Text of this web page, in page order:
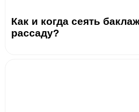
Как и когда сеять
рассаду?